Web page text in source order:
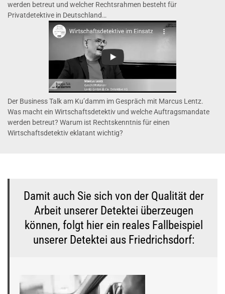
werden betreut und welcher Rechtsrahmen besteht für
Privatdetektive in Deutschland…
Der Business Talk am Ku’damm im Gespräch mit Marcus Lentz.
Was macht ein Wirtschaftsdetektiv und welche Auftragsmandate
werden betreut? Warum ist Rechtskenntnis für einen
Wirtschaftsdetektiv eklatant wichtig?
Damit auch Sie sich von der Qualität der
Arbeit unserer Detektei überzeugen
können, folgt hier ein reales Fallbeispiel
unserer Detektei aus Friedrichsdorf: